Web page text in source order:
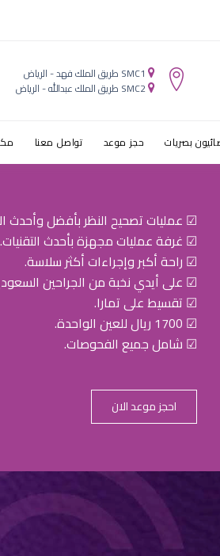
SMC1 طريق الملك فهد - الرياض
SMC2 طريق الملك عبدالله - الرياض
بصريات حجز موعد تواصل معنا
☑ عمليات تصحيح النظر بأفضل وأحدث
☑ غرفة عمليات مجهزة بأحدث التقنيات.
☑ راحة أكبر وإجراءات أكثر سلاسة.
☑ على أيدي نخبة من الجراحين
☑ تقسيط على تمارا.
☑ 1700 ريال للعين الواحدة.
☑ شامل جميع الفحوصات.
احجز موعد الان